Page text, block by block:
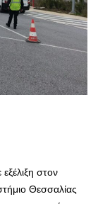
στον
Θεσσαλίας